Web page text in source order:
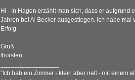
Hi - in Hagen erzählt man sich, dass er aufgrund
Jahren bei Al Becker ausgestiegen. Ich habe mal
Erfolg.
Gruß
thorsten
"Ich hab ein Zimmer - klein aber nett - mit einem